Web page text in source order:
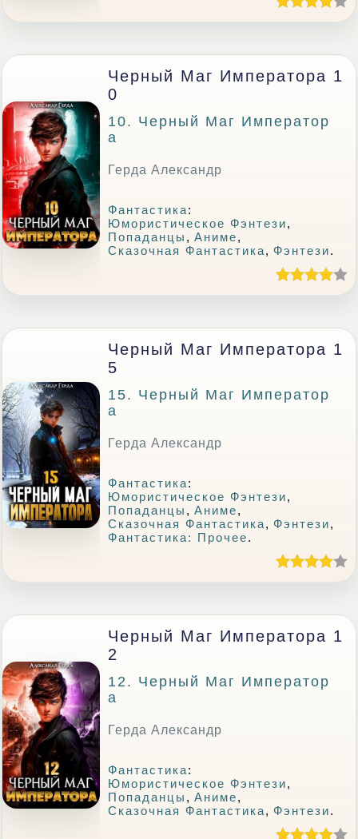
Черный Маг Императора 1
0
10. Черный Маг Император
А
Герда Александр
Фантастика:
Юмористическое Фэнтези,
Попаданцы ,Аниме,
Сказочная Фантастика, Фэнтези.
Черный Маг Императора 1
5
15. Черный Маг Император
А
Герда Александр
Фантастика:
Юмористическое Фэнтези,
Попаданцы ,Аниме,
Сказочная Фантастика, Фэнтези,
Фантастика: Прочее.
Черный Маг Императора 1
2
12. Черный Маг Император
А
Герда Александр
Фантастика:
Юмористическое Фэнтези,
Попаданцы ,Аниме,
Сказочная Фантастика, Фэнтези.